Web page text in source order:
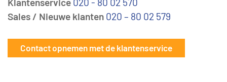
Sales / Nieuwe klanten 020 – 80 02 579
Contact opnemen met de klantenservice